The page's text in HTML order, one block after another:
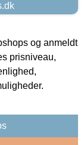
og anmeldt
prisniveau,